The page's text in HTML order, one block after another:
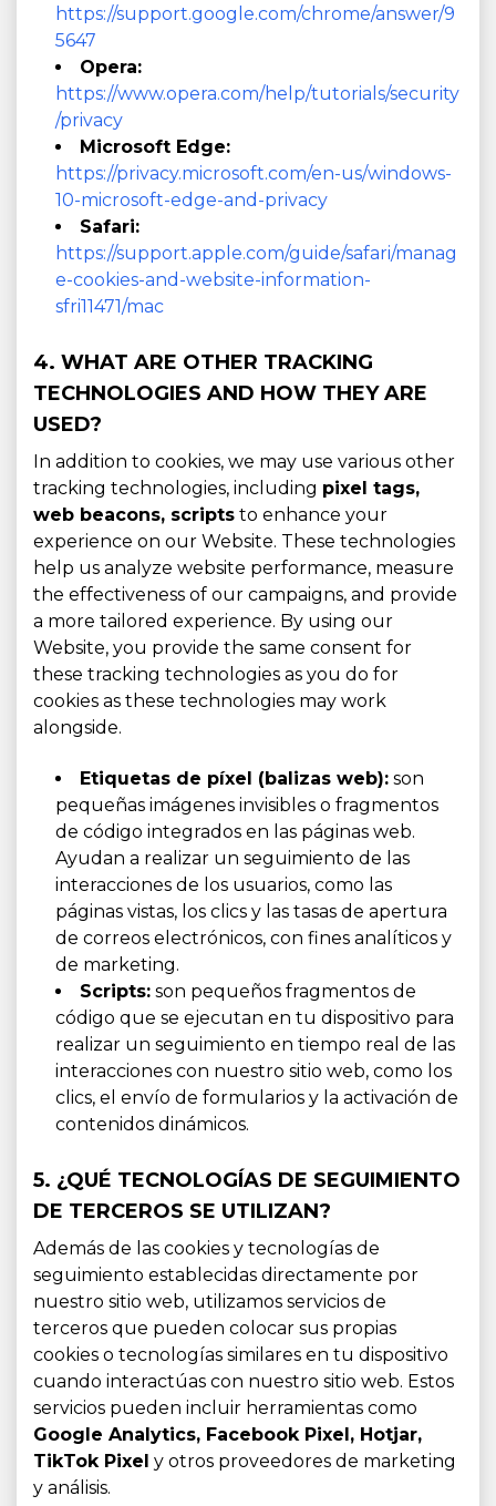
https://support.google.com/chrome/answer/9
5647
Opera:
https://www.opera.com/help/tutorials/security
/privacy
Microsoft Edge:
https://privacy.microsoft.com/en-us/windows-
10-microsoft-edge-and-privacy
Safari:
https://support.apple.com/guide/safari/manag
e-cookies-and-website-information-
sfri11471/mac
4. WHAT ARE OTHER TRACKING
TECHNOLOGIES AND HOW THEY ARE
USED?
In addition to cookies, we may use various other
tracking technologies, including pixel tags,
web beacons, scripts to enhance your
experience on our Website. These technologies
help us analyze website performance, measure
the effectiveness of our campaigns, and provide
a more tailored experience. By using our
Website, you provide the same consent for
these tracking technologies as you do for
cookies as these technologies may work
alongside.
Etiquetas de píxel (balizas web): son
pequeñas imágenes invisibles o fragmentos
de código integrados en las páginas web.
Ayudan a realizar un seguimiento de las
interacciones de los usuarios, como las
páginas vistas, los clics y las tasas de apertura
de correos electrónicos, con fines analíticos y
de marketing.
Scripts: son pequeños fragmentos de
código que se ejecutan en tu dispositivo para
realizar un seguimiento en tiempo real de las
interacciones con nuestro sitio web, como los
clics, el envío de formularios y la activación de
contenidos dinámicos.
5. ¿QUÉ TECNOLOGÍAS DE SEGUIMIENTO
DE TERCEROS SE UTILIZAN?
Además de las cookies y tecnologías de
seguimiento establecidas directamente por
nuestro sitio web, utilizamos servicios de
terceros que pueden colocar sus propias
cookies o tecnologías similares en tu dispositivo
cuando interactúas con nuestro sitio web. Estos
servicios pueden incluir herramientas como
Google Analytics, Facebook Pixel, Hotjar,
TikTok Pixel y otros proveedores de marketing
y análisis.